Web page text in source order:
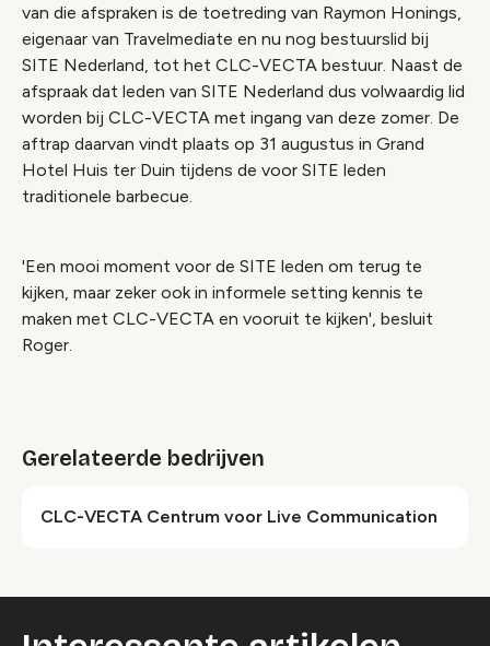
van die afspraken is de toetreding van Raymon Honings,
eigenaar van Travelmediate en nu nog bestuurslid bij
SITE Nederland, tot het CLC-VECTA bestuur. Naast de
afspraak dat leden van SITE Nederland dus volwaardig lid
worden bij CLC-VECTA met ingang van deze zomer. De
aftrap daarvan vindt plaats op 31 augustus in Grand
Hotel Huis ter Duin tijdens de voor SITE leden
traditionele barbecue.
'Een mooi moment voor de SITE leden om terug te
kijken, maar zeker ook in informele setting kennis te
maken met CLC-VECTA en vooruit te kijken', besluit
Roger.
Gerelateerde bedrijven
CLC-VECTA Centrum voor Live Communication